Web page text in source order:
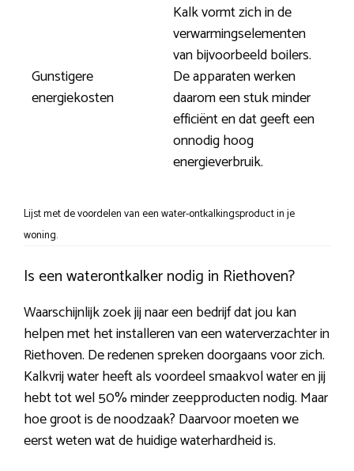
Gunstigere
energiekosten
Kalk vormt zich in de
verwarmingselementen
van bijvoorbeeld boilers.
De apparaten werken
daarom een stuk minder
efficiënt en dat geeft een
onnodig hoog
energieverbruik.
Lijst met de voordelen van een water-ontkalkingsproduct in je
woning.
Is een waterontkalker nodig in Riethoven?
Waarschijnlijk zoek jij naar een bedrijf dat jou kan
helpen met het installeren van een waterverzachter in
Riethoven. De redenen spreken doorgaans voor zich.
Kalkvrij water heeft als voordeel smaakvol water en jij
hebt tot wel 50% minder zeepproducten nodig. Maar
hoe groot is de noodzaak? Daarvoor moeten we
eerst weten wat de huidige waterhardheid is.